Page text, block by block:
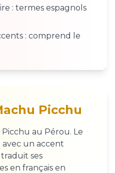
: termes espagnols
: comprend le
Picchu
au Pérou. Le
un accent
ses
en français en